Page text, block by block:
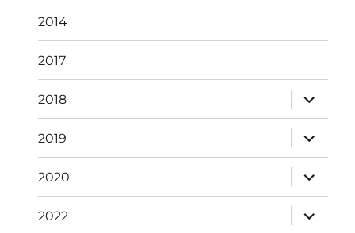
2014
2017
2018
öffnen
2019
öffnen
2020
öffnen
2022
öffnen